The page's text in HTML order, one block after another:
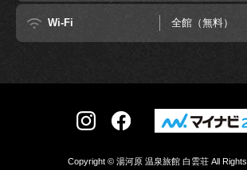
Wi-Fi 全館（無料）
Copyright © 湯河原 温泉旅館 白雲荘 All